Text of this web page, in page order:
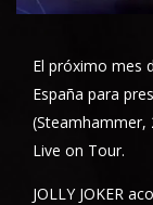
El próximo mes
España para
(Steamhammer,
Live on Tour.
JOLLY JOKER